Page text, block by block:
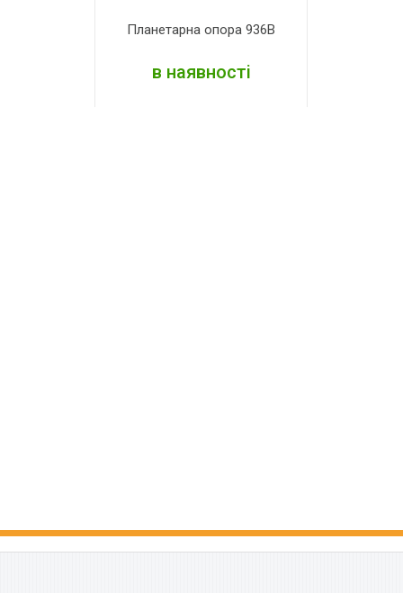
Планетарна опора 936В
в наявності